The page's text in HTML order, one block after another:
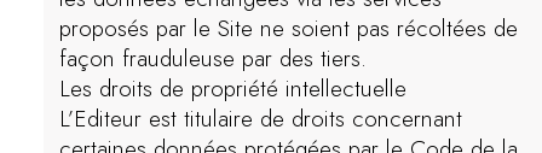
proposés par le Site ne soient pas récoltées de
façon frauduleuse par des tiers.
Les droits de propriété intellectuelle
L’Editeur est titulaire de droits concernant